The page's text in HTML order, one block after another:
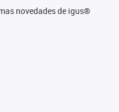
novedades de igus®